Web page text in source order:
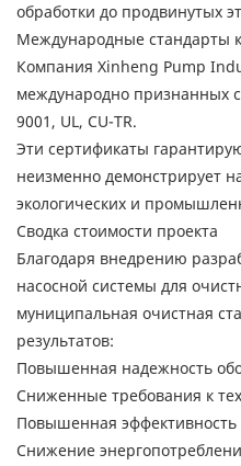
обработки до продвинутых
Международные стандарты
Компания Xinheng Pump
международно признанных
9001, UL, CU-TR.
Эти сертификаты
неизменно демонстрирует
экологических и
Сводка стоимости проекта
Благодаря внедрению
насосной системы для
муниципальная очистная
результатов:
Повышенная надежность
Сниженные требования к
Повышенная эффективность
Снижение